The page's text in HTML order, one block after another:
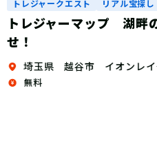
探し
の秘宝を探
イクタウン
トレ
【制